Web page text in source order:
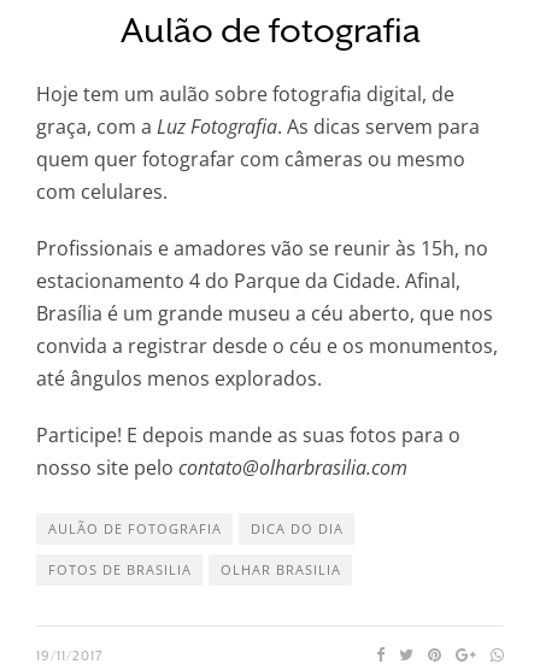
Aulão de fotografia
Hoje tem um aulão sobre fotografia digital, de
graça, com a Luz Fotografia. As dicas servem para
quem quer fotografar com câmeras ou mesmo
com celulares.
Profissionais e amadores vão se reunir às 15h, no
estacionamento 4 do Parque da Cidade. Afinal,
Brasília é um grande museu a céu aberto, que nos
convida a registrar desde o céu e os monumentos,
até ângulos menos explorados.
Participe! E depois mande as suas fotos para o
nosso site pelo contato@olharbrasilia.com
AULÃO DE FOTOGRAFIA DICA DO DIA
FOTOS DE BRASILIA OLHAR BRASILIA
19/11/2017